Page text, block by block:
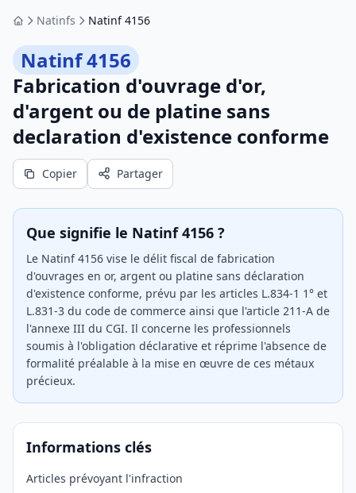
AccueilNatinfs Natinf 4156
Natinf 4156
Fabrication d'ouvrage d'or,
d'argent ou de platine sans
declaration d'existence conforme
Copier Partager
Que signifie le Natinf 4156 ?
Le Natinf 4156 vise le délit fiscal de fabrication
d'ouvrages en or, argent ou platine sans déclaration
d'existence conforme, prévu par les articles L.834-1 1° et
L.831-3 du code de commerce ainsi que l'article 211-A de
l'annexe III du CGI. Il concerne les professionnels
soumis à l'obligation déclarative et réprime l'absence de
formalité préalable à la mise en œuvre de ces métaux
précieux.
Informations clés
Articles prévoyant l'infraction